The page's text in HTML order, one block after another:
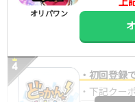
オリパワン
・初回登録
・下記クー